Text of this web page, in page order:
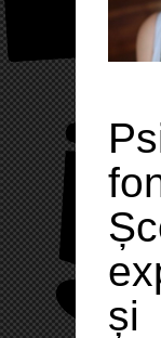
și